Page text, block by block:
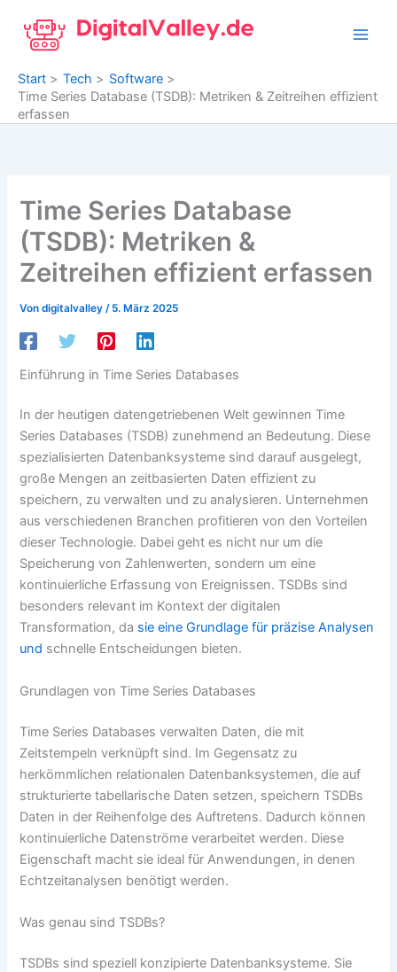
Inhalt
springen
Start
Tech
Software
Time Series Database (TSDB): Metriken & Zeitreihen effizient
erfassen
Time Series Database
(TSDB): Metriken &
Zeitreihen effizient erfassen
Vondigitalvalley/ 5. März 2025
Einführung in Time Series Databases
In der heutigen datengetriebenen Welt gewinnen Time
Series Databases (TSDB) zunehmend an Bedeutung. Diese
spezialisierten Datenbanksysteme sind darauf ausgelegt,
große Mengen an zeitbasierten Daten effizient zu
speichern, zu verwalten und zu analysieren. Unternehmen
aus verschiedenen Branchen profitieren von den Vorteilen
dieser Technologie. Dabei geht es nicht nur um die
Speicherung von Zahlenwerten, sondern um eine
kontinuierliche Erfassung von Ereignissen. TSDBs sind
besonders relevant im Kontext der digitalen
Transformation, da sie eine Grundlage für präzise Analysen
und schnelle Entscheidungen bieten.
Grundlagen von Time Series Databases
Time Series Databases verwalten Daten, die mit
Zeitstempeln verknüpft sind. Im Gegensatz zu
herkömmlichen relationalen Datenbanksystemen, die auf
strukturierte tabellarische Daten setzen, speichern TSDBs
Daten in der Reihenfolge des Auftretens. Dadurch können
kontinuierliche Datenströme verarbeitet werden. Diese
Eigenschaft macht sie ideal für Anwendungen, in denen
Echtzeitanalysen benötigt werden.
Was genau sind TSDBs?
TSDBs sind speziell konzipierte Datenbanksysteme. Sie